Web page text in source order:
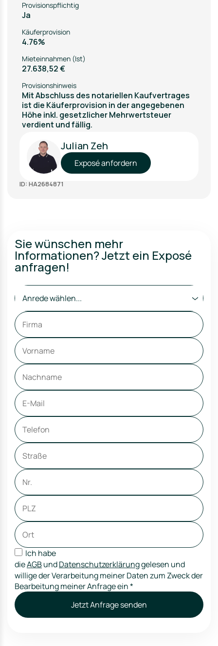
Provisionspflichtig
Ja
Käuferprovision
4.76%
Mieteinnahmen (Ist)
27.638,52 €
Provisionshinweis
Mit Abschluss des notariellen Kaufvertrages
ist die Käuferprovision in der angegebenen
Höhe inkl. gesetzlicher Mehrwertsteuer
verdient und fällig.
Julian Zeh
Exposé anfordern
ID: HA2684871
Sie wünschen mehr
Informationen? Jetzt ein Exposé
anfragen!
Anrede wählen...
Ich habe
dieAGBundDatenschutzerklärunggelesen und
willige der Verarbeitung meiner Daten zum Zweck der
Bearbeitung meiner Anfrage ein*
Jetzt Anfrage senden